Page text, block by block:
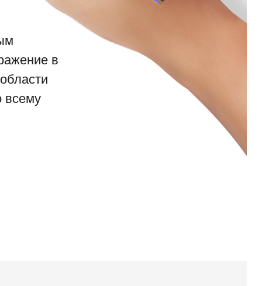
в
всему